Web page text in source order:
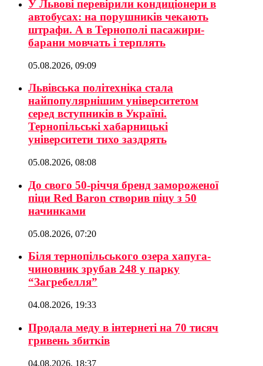
У Львові перевірили кондиціонери в
автобусах: на порушників чекають
штрафи. А в Тернополі пасажири-
барани мовчать і терплять
05.08.2026, 09:09
Львівська політехніка стала
найпопулярнішим університетом
серед вступників в Україні.
Тернопільські хабарницькі
університети тихо заздрять
05.08.2026, 08:08
До свого 50-річчя бренд замороженої
піци Red Baron створив піцу з 50
начинками
05.08.2026, 07:20
Біля тернопільського озера хапуга-
чиновник зрубав 248 у парку
“Загребелля”
04.08.2026, 19:33
Продала меду в інтернеті на 70 тисяч
гривень збитків
04.08.2026, 18:37